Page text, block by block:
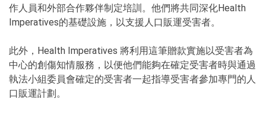
作人員和外部合作夥伴制定培訓。他們將共同深化Health
Imperatives的基礎設施，以支援人口販運受害者。
此外，Health Imperatives 將利用這筆贈款實施以受害者為
中心的創傷知情服務，以便他們能夠在確定受害者時與通過
執法小組委員會確定的受害者一起指導受害者參加專門的人
口販運計劃。